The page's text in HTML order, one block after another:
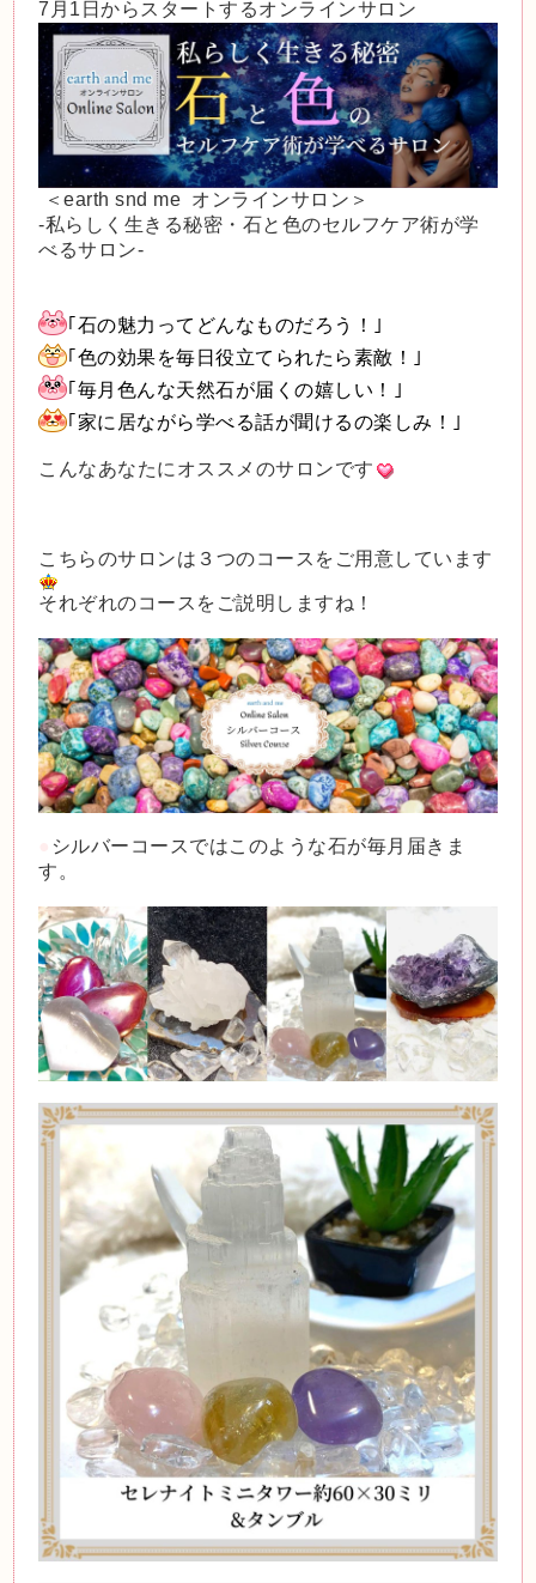
7月1日からスタートするオンラインサロン
＜earth snd me オンラインサロン＞
-私らしく生きる秘密・石と色のセルフケア術が学
べるサロン-
｢石の魅力ってどんなものだろう！｣
｢色の効果を毎日役立てられたら素敵！｣
｢毎月色んな天然石が届くの嬉しい！｣
｢家に居ながら学べる話が聞けるの楽しみ！｣
こんなあなたにオススメのサロンです
こちらのサロンは３つのコースをご用意しています
それぞれのコースをご説明しますね！
シルバーコースではこのような石が毎月届きま
す。